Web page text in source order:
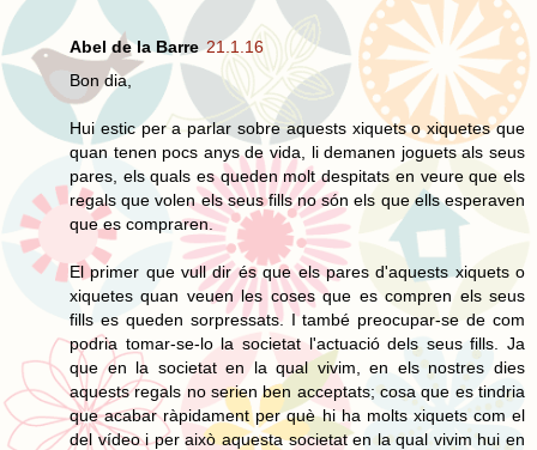
Abel de la Barre 21.1.16
Bon dia,
Hui estic per a parlar sobre aquests xiquets o xiquetes que
quan tenen pocs anys de vida, li demanen joguets als seus
pares, els quals es queden molt despitats en veure que els
regals que volen els seus fills no són els que ells esperaven
que es compraren.
El primer que vull dir és que els pares d'aquests xiquets o
xiquetes quan veuen les coses que es compren els seus
fills es queden sorpressats. I també preocupar-se de com
podria tomar-se-lo la societat l'actuació dels seus fills. Ja
que en la societat en la qual vivim, en els nostres dies
aquests regals no serien ben acceptats; cosa que es tindria
que acabar ràpidament per què hi ha molts xiquets com el
del vídeo i per això aquesta societat en la qual vivim hui en